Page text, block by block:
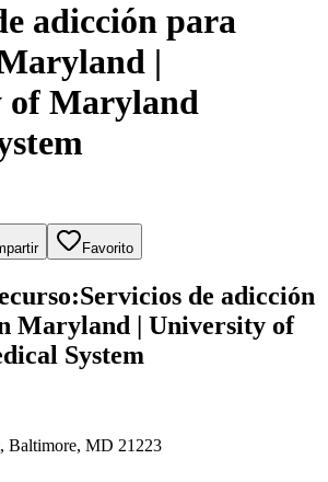
adicción para
|
of Maryland
Favorito
:Servicios de adicción
Maryland | University of
System
Baltimore, MD 21223